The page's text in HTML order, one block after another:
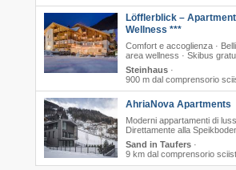
Löfflerblick –
Wellness ***
Comfort e accoglienza ·
area wellness · Skibus
Steinhaus·
900 m dal comprensorio
AhriaNova Apartments
Moderni appartamenti di
Direttamente alla
Sand in Taufers·
9 km dal comprensorio